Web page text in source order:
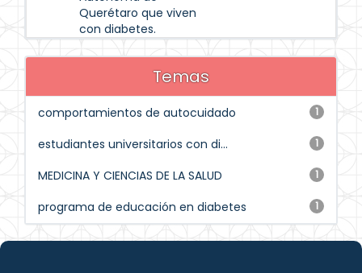
Querétaro que viven
con diabetes.
Temas
1
comportamientos de autocuidado
1
estudiantes universitarios con di...
1
MEDICINA Y CIENCIAS DE LA SALUD
1
programa de educación en diabetes